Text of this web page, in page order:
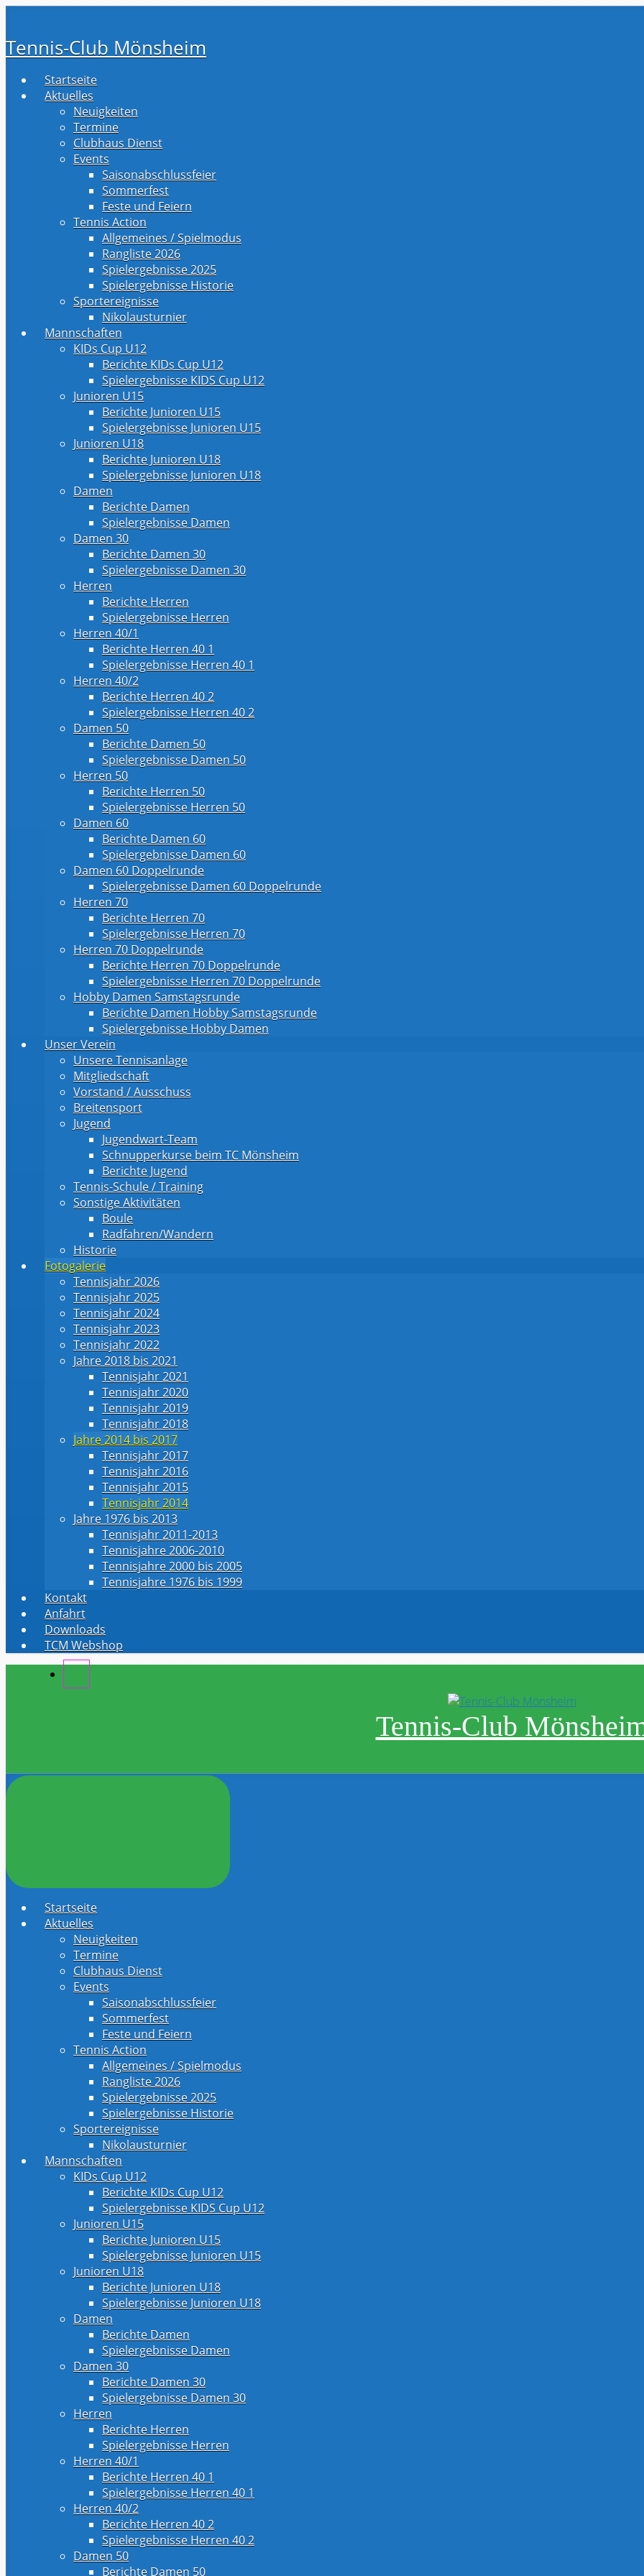
springen
Tennis-Club Mönsheim
Startseite
Aktuelles
Neuigkeiten
Termine
Clubhaus Dienst
Events
Saisonabschlussfeier
Sommerfest
Feste und Feiern
Tennis Action
Allgemeines / Spielmodus
Rangliste 2026
Spielergebnisse 2025
Spielergebnisse Historie
Sportereignisse
Nikolausturnier
Mannschaften
KIDs Cup U12
Berichte KIDs Cup U12
Spielergebnisse KIDS Cup U12
Junioren U15
Berichte Junioren U15
Spielergebnisse Junioren U15
Junioren U18
Berichte Junioren U18
Spielergebnisse Junioren U18
Damen
Berichte Damen
Spielergebnisse Damen
Damen 30
Berichte Damen 30
Spielergebnisse Damen 30
Herren
Berichte Herren
Spielergebnisse Herren
Herren 40/1
Berichte Herren 40 1
Spielergebnisse Herren 40 1
Herren 40/2
Berichte Herren 40 2
Spielergebnisse Herren 40 2
Damen 50
Berichte Damen 50
Spielergebnisse Damen 50
Herren 50
Berichte Herren 50
Spielergebnisse Herren 50
Damen 60
Berichte Damen 60
Spielergebnisse Damen 60
Damen 60 Doppelrunde
Spielergebnisse Damen 60 Doppelrunde
Herren 70
Berichte Herren 70
Spielergebnisse Herren 70
Herren 70 Doppelrunde
Berichte Herren 70 Doppelrunde
Spielergebnisse Herren 70 Doppelrunde
Hobby Damen Samstagsrunde
Berichte Damen Hobby Samstagsrunde
Spielergebnisse Hobby Damen
Unser Verein
Unsere Tennisanlage
Mitgliedschaft
Vorstand / Ausschuss
Breitensport
Jugend
Jugendwart-Team
Schnupperkurse beim TC Mönsheim
Berichte Jugend
Tennis-Schule / Training
Sonstige Aktivitäten
Boule
Radfahren/Wandern
Historie
Fotogalerie
Tennisjahr 2026
Tennisjahr 2025
Tennisjahr 2024
Tennisjahr 2023
Tennisjahr 2022
Jahre 2018 bis 2021
Tennisjahr 2021
Tennisjahr 2020
Tennisjahr 2019
Tennisjahr 2018
Jahre 2014 bis 2017
Tennisjahr 2017
Tennisjahr 2016
Tennisjahr 2015
Tennisjahr 2014
Jahre 1976 bis 2013
Tennisjahr 2011-2013
Tennisjahre 2006-2010
Tennisjahre 2000 bis 2005
Tennisjahre 1976 bis 1999
Kontakt
Anfahrt
Downloads
TCM Webshop
Tennis-Club
Startseite
Aktuelles
Neuigkeiten
Termine
Clubhaus Dienst
Events
Saisonabschlussfeier
Sommerfest
Feste und Feiern
Tennis Action
Allgemeines / Spielmodus
Rangliste 2026
Spielergebnisse 2025
Spielergebnisse Historie
Sportereignisse
Nikolausturnier
Mannschaften
KIDs Cup U12
Berichte KIDs Cup U12
Spielergebnisse KIDS Cup U12
Junioren U15
Berichte Junioren U15
Spielergebnisse Junioren U15
Junioren U18
Berichte Junioren U18
Spielergebnisse Junioren U18
Damen
Berichte Damen
Spielergebnisse Damen
Damen 30
Berichte Damen 30
Spielergebnisse Damen 30
Herren
Berichte Herren
Spielergebnisse Herren
Herren 40/1
Berichte Herren 40 1
Spielergebnisse Herren 40 1
Herren 40/2
Berichte Herren 40 2
Spielergebnisse Herren 40 2
Damen 50
Berichte Damen 50